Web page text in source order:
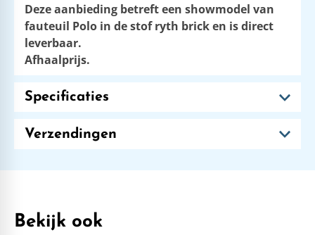
​Deze aanbieding betreft een showmodel van
fauteuil Polo in de stof ryth brick en is direct
leverbaar.
Afhaalprijs.
Specificaties
Verzendingen
Bekijk ook